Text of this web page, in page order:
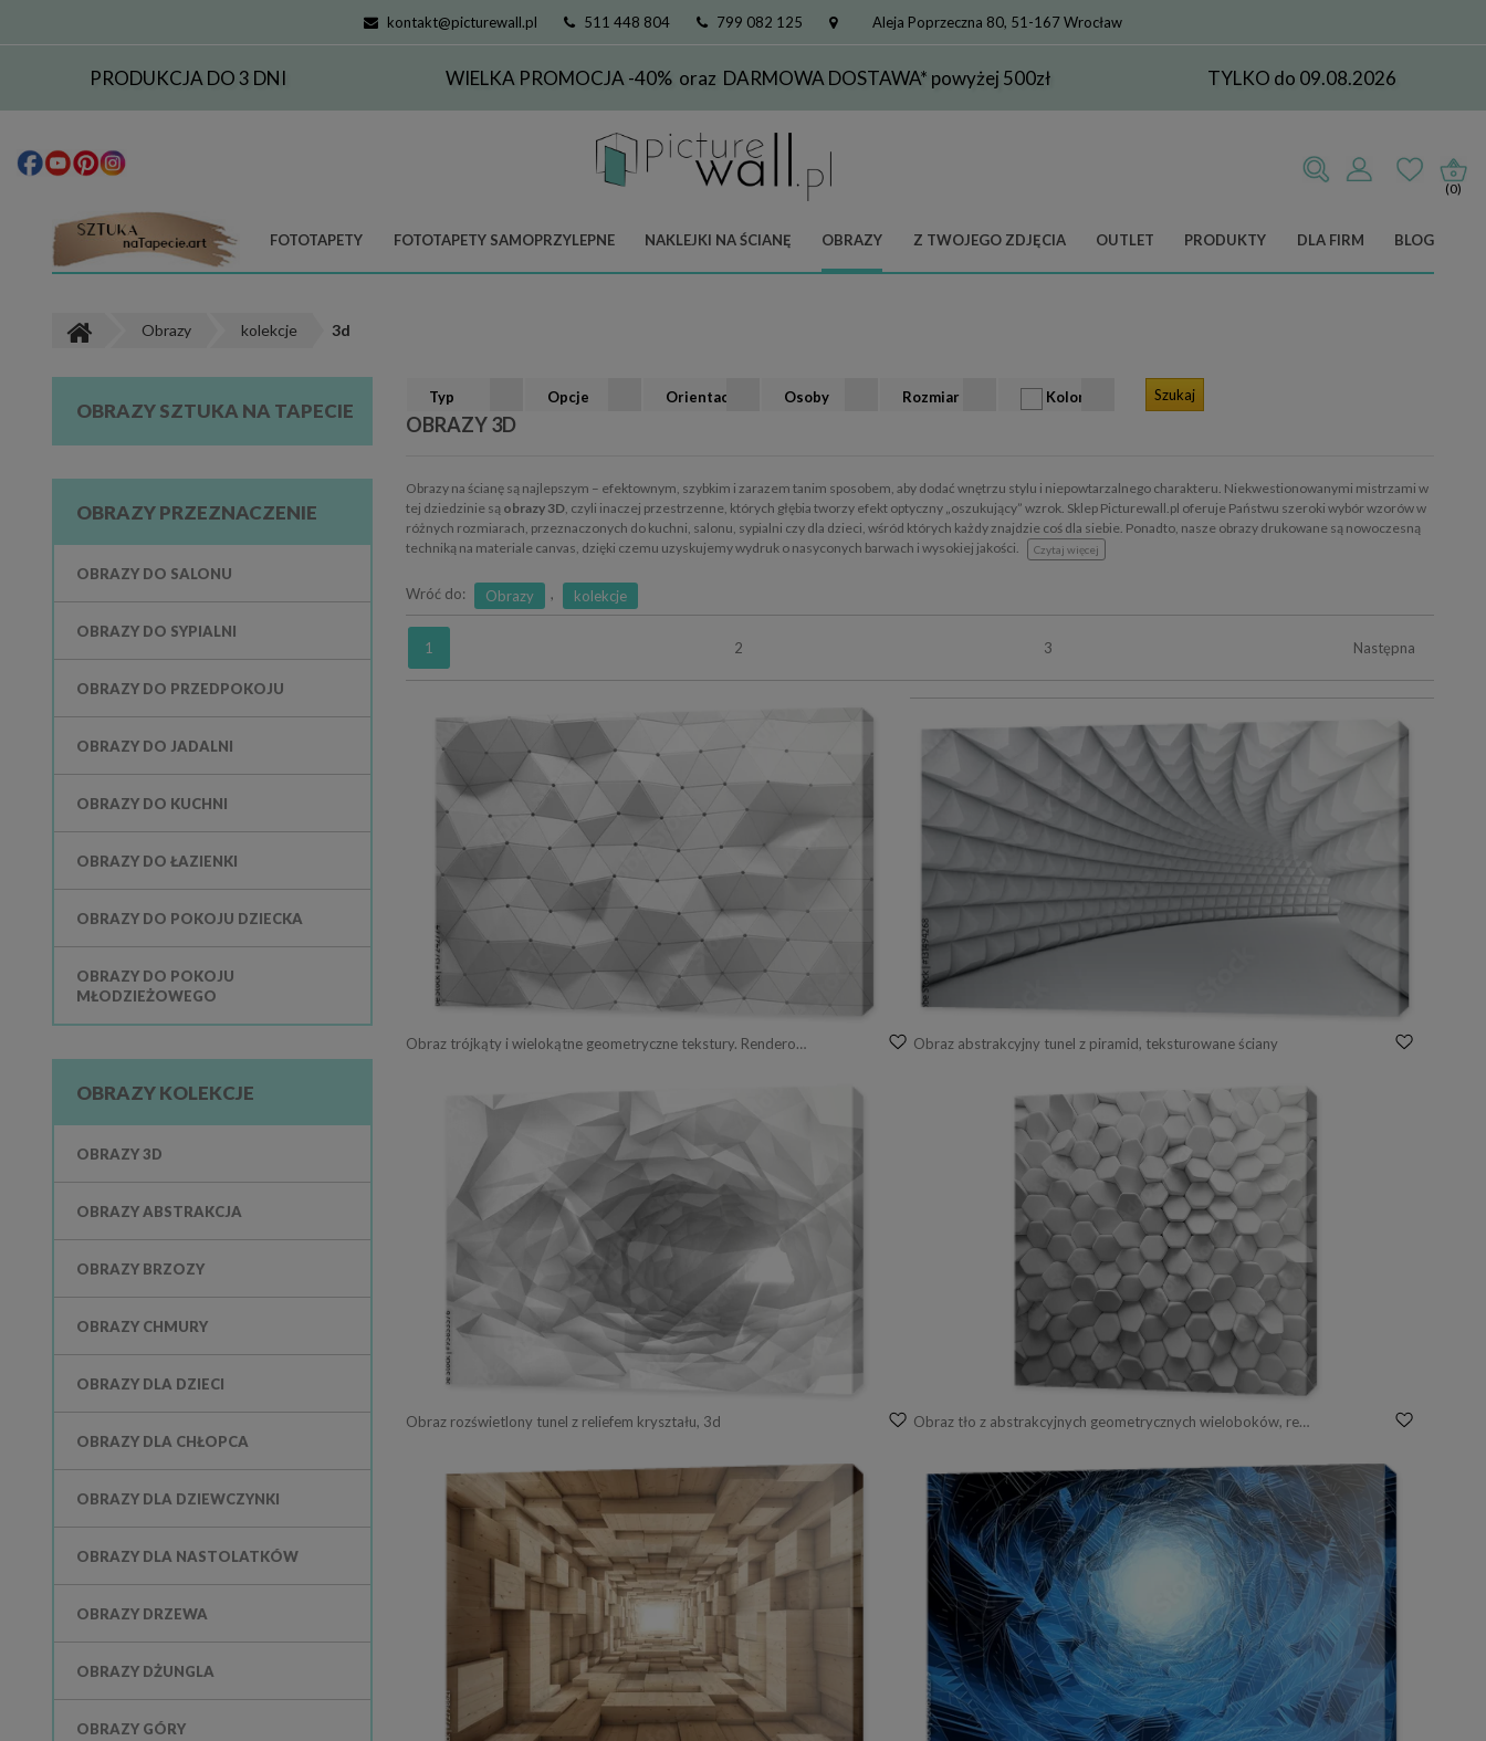
kontakt@picturewall.pl 511 448 804 799 082 125 Aleja Poprzeczna 80, 51-167 Wrocław
PRODUKCJA DO 3 DNI WIELKA PROMOCJA -40% oraz DARMOWA DOSTAWA* powyżej 500zł TYLKO do 09.08.2026
(0)
FOTOTAPETY FOTOTAPETY SAMOPRZYLEPNE NAKLEJKI NA ŚCIANĘ OBRAZY Z TWOJEGO ZDJĘCIA OUTLET PRODUKTY DLA FIRM BLOG
Obrazy kolekcje 3d
Typ Opcje Orientacja Osoby Rozmiar Kolor
OBRAZY 3D
Obrazy na ścianę są najlepszym – efektownym, szybkim i zarazem tanim sposobem, aby dodać wnętrzu stylu i niepowtarzalnego charakteru. Niekwestionowanymi mistrzami w
tej dziedzinie są obrazy 3D, czyli inaczej przestrzenne, których głębia tworzy efekt optyczny „oszukujący” wzrok. Sklep Picturewall.pl oferuje Państwu szeroki wybór wzorów w
różnych rozmiarach, przeznaczonych do kuchni, salonu, sypialni czy dla dzieci, wśród których każdy znajdzie coś dla siebie. Ponadto, nasze obrazy drukowane są nowoczesną
techniką na materiale canvas, dzięki czemu uzyskujemy wydruk o nasyconych barwach i wysokiej jakości.
Czytaj więcej
Wróć do: Obrazy , kolekcje
1 2 3 Następna
Obraz trójkąty i wielokątne geometryczne tekstury. Renderowania 3D Obraz abstrakcyjny tunel z piramid, teksturowane ściany
Obraz rozświetlony tunel z reliefem kryształu, 3d Obraz tło z abstrakcyjnych geometrycznych wieloboków, rendering 3d
OBRAZY SZTUKA NA TAPECIE
OBRAZY PRZEZNACZENIE
OBRAZY DO SALONU
OBRAZY DO SYPIALNI
OBRAZY DO PRZEDPOKOJU
OBRAZY DO JADALNI
OBRAZY DO KUCHNI
OBRAZY DO ŁAZIENKI
OBRAZY DO POKOJU DZIECKA
OBRAZY DO POKOJU
MŁODZIEŻOWEGO
OBRAZY KOLEKCJE
OBRAZY 3D
OBRAZY ABSTRAKCJA
OBRAZY BRZOZY
OBRAZY CHMURY
OBRAZY DLA DZIECI
OBRAZY DLA CHŁOPCA
OBRAZY DLA DZIEWCZYNKI
OBRAZY DLA NASTOLATKÓW
OBRAZY DRZEWA
OBRAZY DŻUNGLA
OBRAZY GÓRY